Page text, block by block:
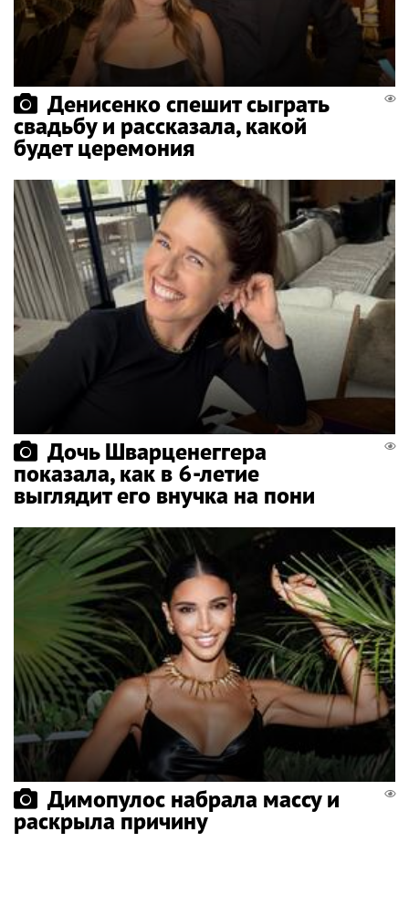
Денисенко спешит сыграть
свадьбу и рассказала, какой
будет церемония
Дочь Шварценеггера
показала, как в 6-летие
выглядит его внучка на пони
Димопулос набрала массу и
раскрыла причину